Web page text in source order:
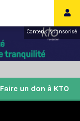
Contenu sponsorisé
Faire un don à KTO